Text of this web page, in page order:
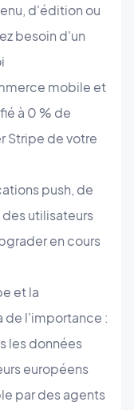
d'édition ou
besoin d'un
mobile et
à 0 % de
Stripe de votre
push, de
utilisateurs
en cours
et la
de l'importance :
les données
européens
par des agents